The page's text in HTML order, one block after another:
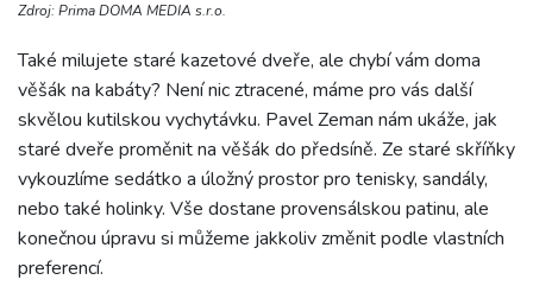
Zdroj: Prima DOMA MEDIA s.r.o.
Také milujete staré kazetové dveře, ale chybí vám doma
věšák na kabáty? Není nic ztracené, máme pro vás další
skvělou kutilskou vychytávku. Pavel Zeman nám ukáže, jak
staré dveře proměnit na věšák do předsíně. Ze staré skříňky
vykouzlíme sedátko a úložný prostor pro tenisky, sandály,
nebo také holinky. Vše dostane provensálskou patinu, ale
konečnou úpravu si můžeme jakkoliv změnit podle vlastních
preferencí.